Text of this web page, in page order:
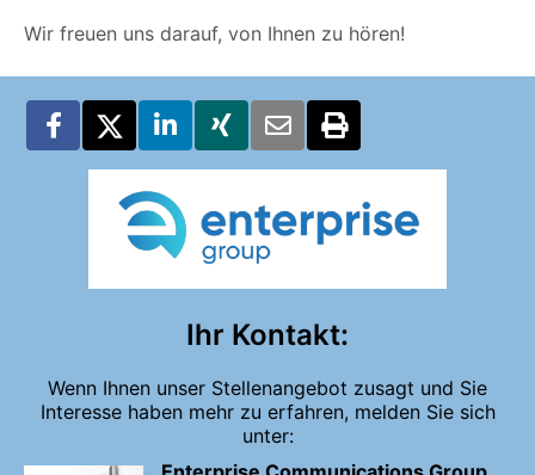
Wir freuen uns darauf, von Ihnen zu hören!
Ihr Kontakt:
Wenn Ihnen unser Stellenangebot zusagt und Sie
Interesse haben mehr zu erfahren, melden Sie sich
unter: